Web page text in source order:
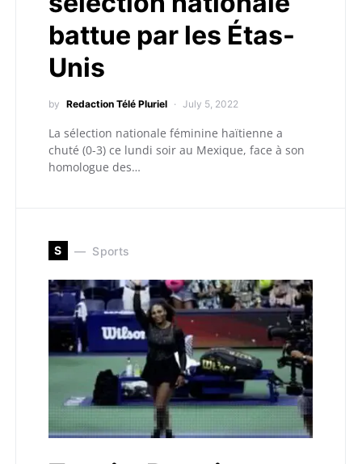
battue par les Étas-
Unis
by Redaction Télé Pluriel July 5, 2022
La sélection nationale féminine haïtienne a
chuté (0-3) ce lundi soir au Mexique, face à son
homologue des…
S Sports